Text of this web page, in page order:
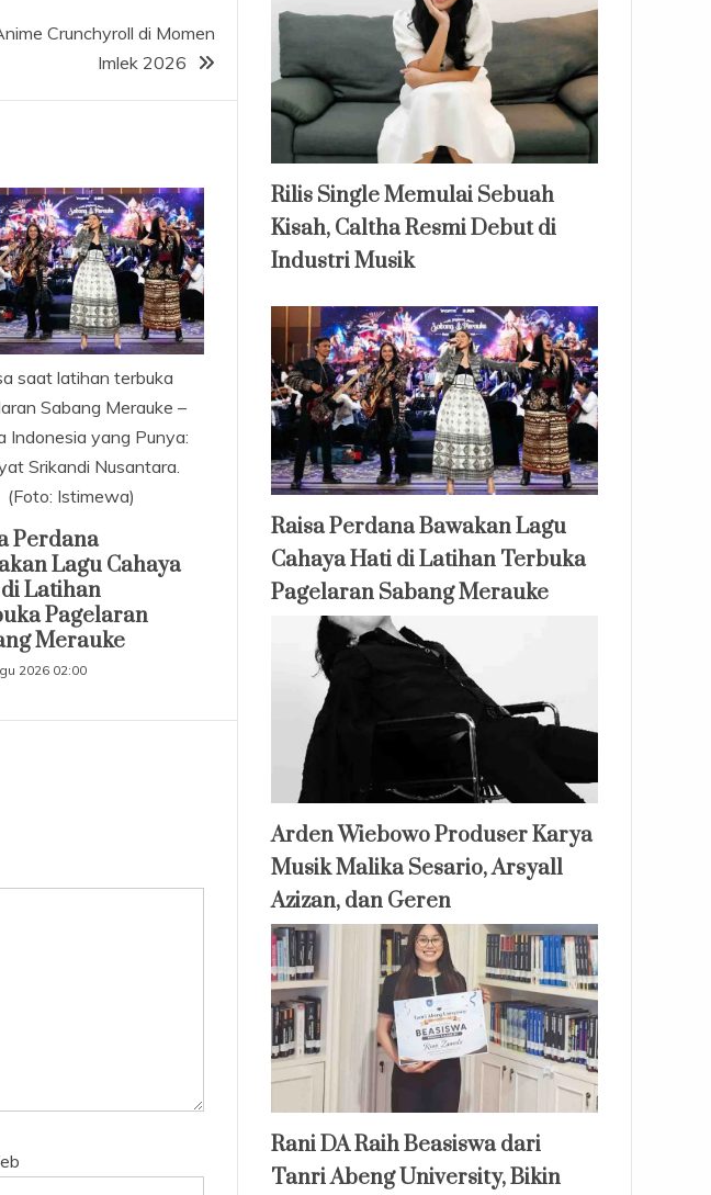
Crunchyroll di Momen
Imlek 2026
saat latihan terbuka
Sabang Merauke –
Indonesia yang Punya:
Srikandi Nusantara.
(Foto: Istimewa)
Perdana
Lagu Cahaya
Latihan
Pagelaran
Merauke
2026 02:00
Rilis Single Memulai Sebuah
Kisah, Caltha Resmi Debut di
Industri Musik
Raisa Perdana Bawakan Lagu
Cahaya Hati di Latihan Terbuka
Pagelaran Sabang Merauke
Arden Wiebowo Produser Karya
Musik Malika Sesario, Arsyall
Azizan, dan Geren
Rani DA Raih Beasiswa dari
Tanri Abeng University, Bikin